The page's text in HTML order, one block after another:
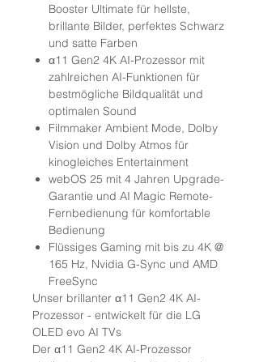
Booster Ultimate für hellste,
brillante Bilder, perfektes Schwarz
und satte Farben
α11 Gen2 4K AI-Prozessor mit
zahlreichen AI-Funktionen für
bestmögliche Bildqualität und
optimalen Sound
Filmmaker Ambient Mode, Dolby
Vision und Dolby Atmos für
kinogleiches Entertainment
webOS 25 mit 4 Jahren Upgrade-
Garantie und AI Magic Remote-
Fernbedienung für komfortable
Bedienung
Flüssiges Gaming mit bis zu 4K @
165 Hz, Nvidia G-Sync und AMD
FreeSync
Unser brillanter α11 Gen2 4K AI-
Prozessor - entwickelt für die LG
OLED evo AI TVs
Der α11 Gen2 4K AI-Prozessor